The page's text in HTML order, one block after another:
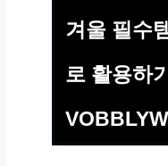
겨울 필수
로 활용하